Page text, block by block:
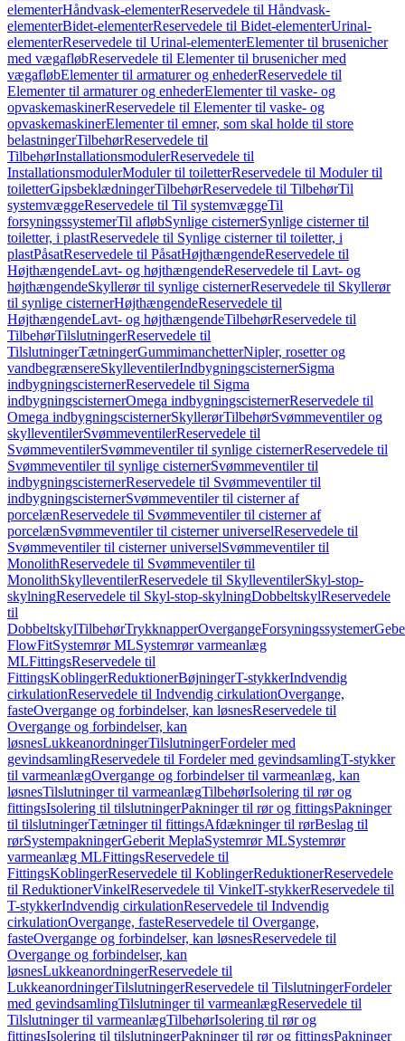
elementerHåndvask-elementerReservedele til Håndvask-
elementerBidet-elementerReservedele til Bidet-elementerUrinal-
elementerReservedele til Urinal-elementerElementer til brusenicher
med vægafløbReservedele til Elementer til brusenicher med
vægafløbElementer til armaturer og enhederReservedele til
Elementer til armaturer og enhederElementer til vaske- og
opvaskemaskinerReservedele til Elementer til vaske- og
opvaskemaskinerElementer til emner, som skal holde til store
belastningerTilbehørReservedele til
TilbehørInstallationsmodulerReservedele til
InstallationsmodulerModuler til toiletterReservedele til Moduler til
toiletterGipsbeklædningerTilbehørReservedele til TilbehørTil
systemvæggeReservedele til Til systemvæggeTil
forsyningssystemerTil afløbSynlige cisternerSynlige cisterner til
toiletter, i plastReservedele til Synlige cisterner til toiletter, i
plastPåsatReservedele til PåsatHøjthængendeReservedele til
HøjthængendeLavt- og højthængendeReservedele til Lavt- og
højthængendeSkyllerør til synlige cisternerReservedele til Skyllerør
til synlige cisternerHøjthængendeReservedele til
HøjthængendeLavt- og højthængendeTilbehørReservedele til
TilbehørTilslutningerReservedele til
TilslutningerTætningerGummimanchetterNipler, rosetter og
vandbegrænsereSkylleventilerIndbygningscisternerSigma
indbygningscisternerReservedele til Sigma
indbygningscisternerOmega indbygningscisternerReservedele til
Omega indbygningscisternerSkyllerørTilbehørSvømmeventiler og
skylleventilerSvømmeventilerReservedele til
SvømmeventilerSvømmeventiler til synlige cisternerReservedele til
Svømmeventiler til synlige cisternerSvømmeventiler til
indbygningscisternerReservedele til Svømmeventiler til
indbygningscisternerSvømmeventiler til cisterner af
porcelænReservedele til Svømmeventiler til cisterner af
porcelænSvømmeventiler til cisterner universelReservedele til
Svømmeventiler til cisterner universelSvømmeventiler til
MonolithReservedele til Svømmeventiler til
MonolithSkylleventilerReservedele til SkylleventilerSkyl-stop-
skylningReservedele til Skyl-stop-skylningDobbeltskylReservedele
til
DobbeltskylTilbehørTrykknapperOvergangeForsyningssystemer
FlowFitSystemrør MLSystemrør varmeanlæg
MLFittingsReservedele til
FittingsKoblingerReduktionerBøjningerT-stykkerIndvendig
cirkulationReservedele til Indvendig cirkulationOvergange,
fasteOvergange og forbindelser, kan løsnesReservedele til
Overgange og forbindelser, kan
løsnesLukkeanordningerTilslutningerFordeler med
gevindsamlingReservedele til Fordeler med gevindsamlingT-stykker
til varmeanlægOvergange og forbindelser til varmeanlæg, kan
løsnesTilslutninger til varmeanlægTilbehørIsolering til rør og
fittingsIsolering til tilslutningerPakninger til rør og fittingsPakninger
til tilslutningerTætninger til fittingsAfdækninger til rørBeslag til
rørSystempakningerGeberit MeplaSystemrør MLSystemrør
varmeanlæg MLFittingsReservedele til
FittingsKoblingerReservedele til KoblingerReduktionerReservedele
til ReduktionerVinkelReservedele til VinkelT-stykkerReservedele til
T-stykkerIndvendig cirkulationReservedele til Indvendig
cirkulationOvergange, fasteReservedele til Overgange,
fasteOvergange og forbindelser, kan løsnesReservedele til
Overgange og forbindelser, kan
løsnesLukkeanordningerReservedele til
LukkeanordningerTilslutningerReservedele til TilslutningerFordeler
med gevindsamlingTilslutninger til varmeanlægReservedele til
Tilslutninger til varmeanlægTilbehørIsolering til rør og
fittingsIsolering til tilslutningerPakninger til rør og fittingsPakninger